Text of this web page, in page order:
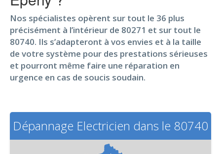
Nos spécialistes opèrent sur tout le 36 plus
précisément à l’intérieur de 80271 et sur tout le
80740. Ils s’adapteront à vos envies et à la taille
de votre système pour des prestations sérieuses
et pourront même faire une réparation en
urgence en cas de soucis soudain.
Dépannage Electricien dans le 80740